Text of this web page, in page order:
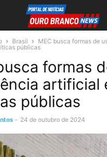
Brasil
MEC busca formas de
públicas
formas
artificial
públicas
- 24 de outubro de 2024